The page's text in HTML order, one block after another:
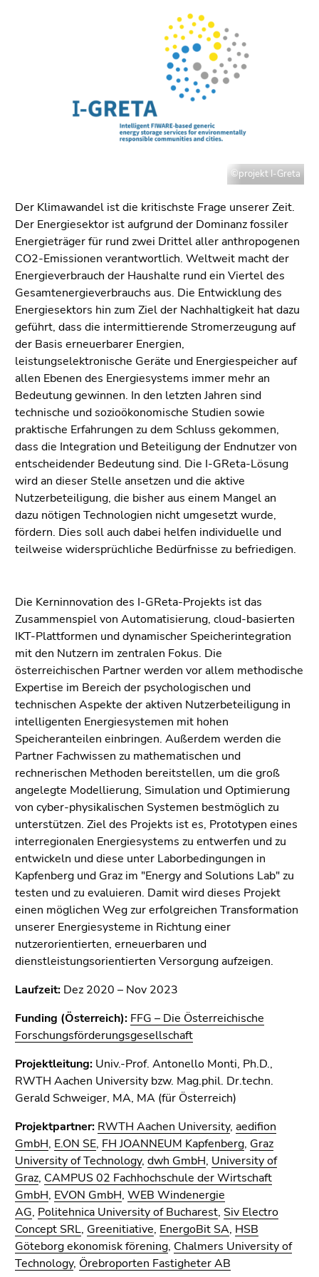
(Zugriffstaste
Zur
Hauptnavigation
(Zugriffstaste
3)
Zur
Unternavigation
(Zugriffstaste
4)
Zu
den
Zusatzinformationen
(Zugriffstaste
5)
Zu
den
Seiteneinstellungen
(Benutzer/Sprache)
(Zugriffstaste
8)
Zur
Suche
Der Klimawandel ist die kritischste Frage unserer Zeit.
Der Energiesektor ist aufgrund der Dominanz fossiler
Energieträger für rund zwei Drittel aller anthropogenen
CO2-Emissionen verantwortlich. Weltweit macht der
Energieverbrauch der Haushalte rund ein Viertel des
Gesamtenergieverbrauchs aus. Die Entwicklung des
Energiesektors hin zum Ziel der Nachhaltigkeit hat dazu
geführt, dass die intermittierende Stromerzeugung auf
der Basis erneuerbarer Energien,
leistungselektronische Geräte und Energiespeicher auf
allen Ebenen des Energiesystems immer mehr an
Bedeutung gewinnen. In den letzten Jahren sind
technische und sozioökonomische Studien sowie
praktische Erfahrungen zu dem Schluss gekommen,
dass die Integration und Beteiligung der Endnutzer von
entscheidender Bedeutung sind. Die I-GReta-Lösung
wird an dieser Stelle ansetzen und die aktive
Nutzerbeteiligung, die bisher aus einem Mangel an
dazu nötigen Technologien nicht umgesetzt wurde,
fördern. Dies soll auch dabei helfen individuelle und
teilweise widersprüchliche Bedürfnisse zu befriedigen.
©projekt I-Greta
Die Kerninnovation des I-GReta-Projekts ist das
Zusammenspiel von Automatisierung, cloud-basierten
IKT-Plattformen und dynamischer Speicherintegration
mit den Nutzern im zentralen Fokus. Die
österreichischen Partner werden vor allem methodische
Expertise im Bereich der psychologischen und
technischen Aspekte der aktiven Nutzerbeteiligung in
intelligenten Energiesystemen mit hohen
Speicheranteilen einbringen. Außerdem werden die
Partner Fachwissen zu mathematischen und
rechnerischen Methoden bereitstellen, um die groß
angelegte Modellierung, Simulation und Optimierung
von cyber-physikalischen Systemen bestmöglich zu
unterstützen. Ziel des Projekts ist es, Prototypen eines
interregionalen Energiesystems zu entwerfen und zu
entwickeln und diese unter Laborbedingungen in
Kapfenberg und Graz im "Energy and Solutions Lab" zu
testen und zu evaluieren. Damit wird dieses Projekt
einen möglichen Weg zur erfolgreichen Transformation
unserer Energiesysteme in Richtung einer
nutzerorientierten, erneuerbaren und
dienstleistungsorientierten Versorgung aufzeigen.
Laufzeit: Dez 2020 – Nov 2023
Funding (Österreich): FFG – Die Österreichische
Forschungsförderungsgesellschaft
Projektleitung: Univ.-Prof. Antonello Monti, Ph.D.,
RWTH Aachen University bzw. Mag.phil. Dr.techn.
Gerald Schweiger, MA, MA (für Österreich)
Projektpartner: RWTH Aachen University, aedifion
GmbH, E.ON SE, FH JOANNEUM Kapfenberg, Graz
University of Technology, dwh GmbH, University of
Graz, CAMPUS 02 Fachhochschule der Wirtschaft
GmbH, EVON GmbH, WEB Windenergie
AG, Politehnica University of Bucharest, Siv Electro
Concept SRL, Greenitiative, EnergoBit SA, HSB
Göteborg ekonomisk förening, Chalmers University of
Technology, Örebroporten Fastigheter AB